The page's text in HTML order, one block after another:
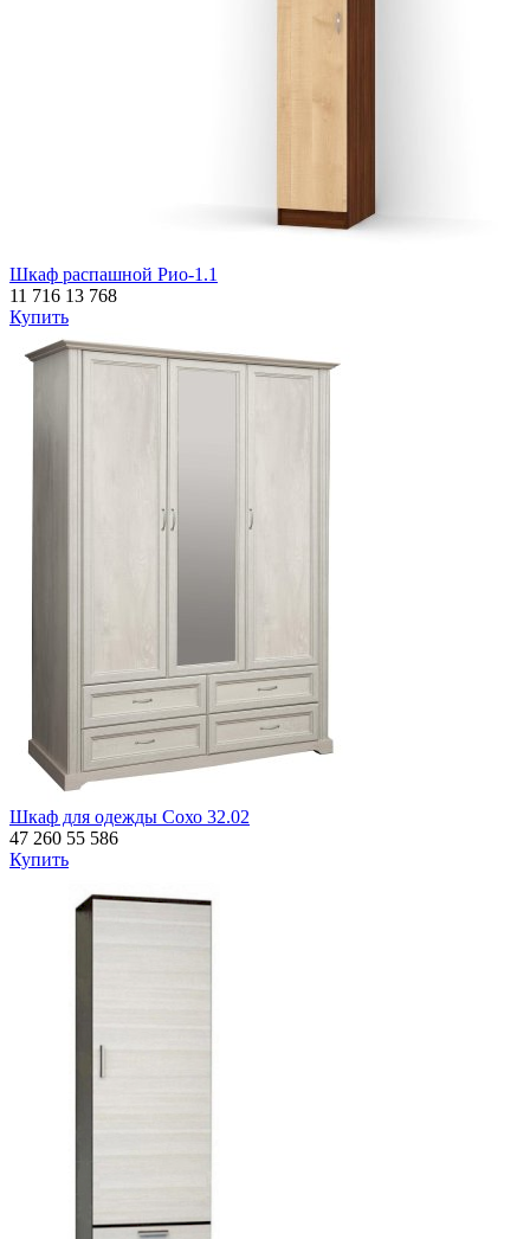
Шкаф распашной Рио-1.1
11 716 13 768
Купить
Шкаф для одежды Сохо 32.02
47 260 55 586
Купить